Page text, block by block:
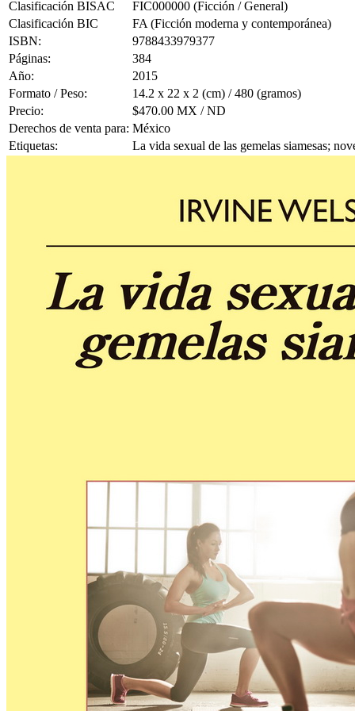
Clasificación BISAC
FIC000000 (Ficción / General)
Clasificación BIC
FA (Ficción moderna y contemporánea)
ISBN:
9788433979377
Páginas:
384
Año:
2015
Formato / Peso:
14.2 x 22 x 2 (cm) / 480 (gramos)
Precio:
$470.00 MX / ND
Derechos de venta para: México
Etiquetas:
La vida sexual de las gemelas siamesas;